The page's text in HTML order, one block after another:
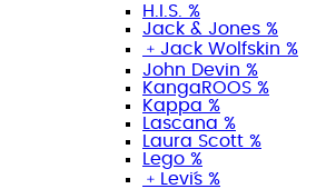
H.I.S. %
Jack & Jones %
﹢ Jack Wolfskin %
John Devin %
KangaROOS %
Kappa %
Lascana %
Laura Scott %
Lego %
﹢
Levi´s %